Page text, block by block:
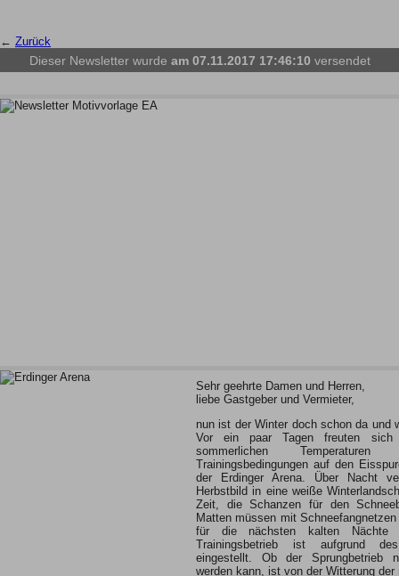
← Zurück
Dieser Newsletter wurde am 07.11.2017 17:46:10 versendet
Sehr geehrte Damen und Herren,
liebe Gastgeber und Vermieter,
nun ist der Winter doch schon da und
Vor ein paar Tagen freuten
sommerlichen
Trainingsbedingungen auf den
der Erdinger Arena. Über Nacht
Herbstbild in eine weiße
Zeit, die Schanzen für den
Matten müssen mit
für die nächsten kalten Nächte
Trainingsbetrieb ist aufgrund
eingestellt. Ob der Sprungbetrieb
werden kann, ist von der Witterung